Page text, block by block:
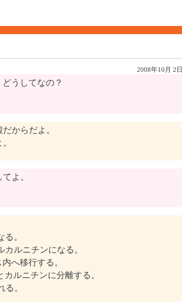
2008年10月 2日
うしてなの？
からだよ。
よ。
。
ルニチンになる。
へ移行する。
ルニチンに分離する。
。